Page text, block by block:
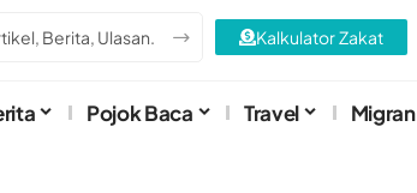
Kalkulator Zakat
Pojok Baca Travel Migran